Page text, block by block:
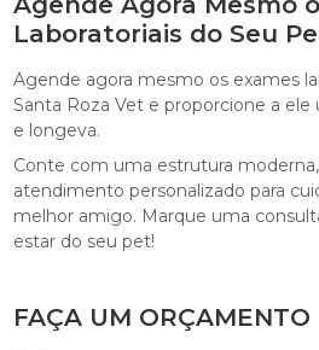
Laboratoriais do Seu
Agende agora mesmo os exames
Santa Roza Vet e proporcione a ele
e longeva.
Conte com uma estrutura
atendimento personalizado para
melhor amigo. Marque uma
estar do seu pet!
FAÇA UM ORÇAMENTO